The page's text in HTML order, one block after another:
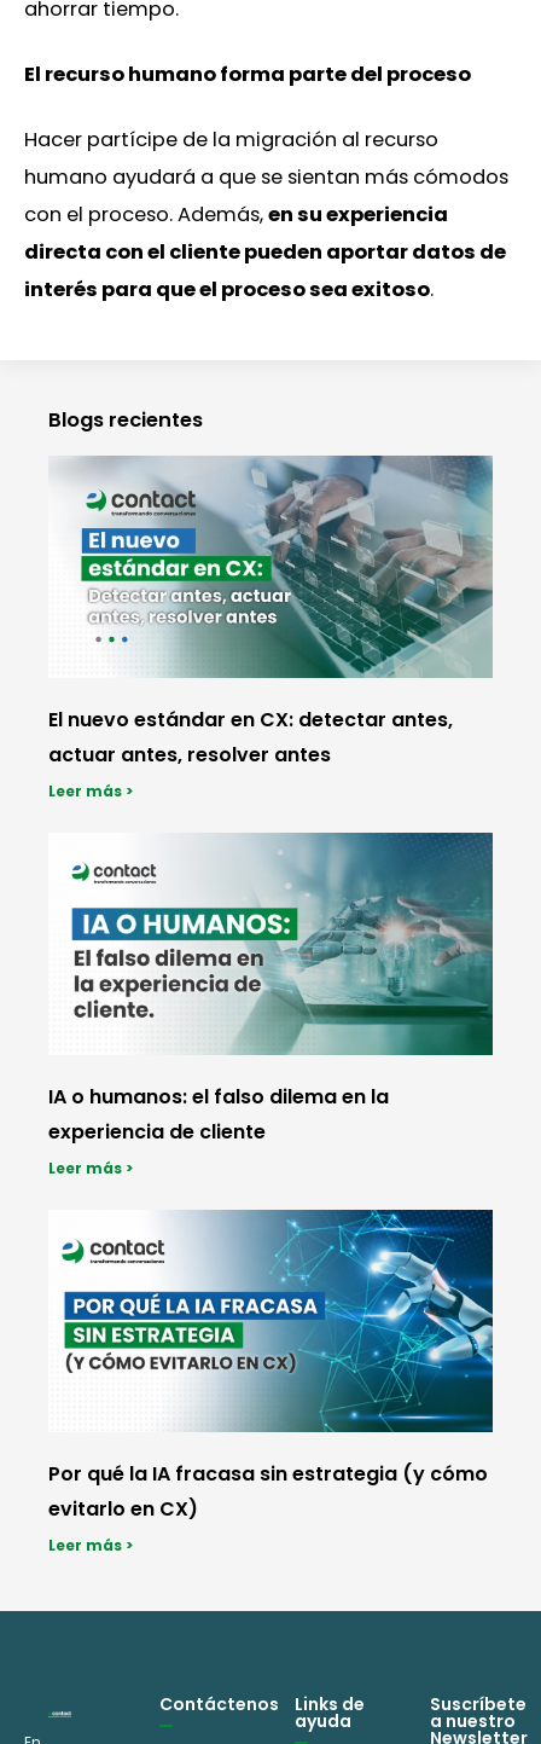
ahorrar tiempo.
El recurso humano forma parte del proceso
Hacer partícipe de la migración al recurso
humano ayudará a que se sientan más cómodos
con el proceso. Además,en su experiencia
directa con el cliente pueden aportar datos de
interés para que el proceso sea exitoso.
Blogs recientes
El nuevo estándar en CX: detectar antes,
actuar antes, resolver antes
Leer más >
IA o humanos: el falso dilema en la
experiencia de cliente
Leer más >
Por qué la IA fracasa sin estrategia (y cómo
evitarlo en CX)
Leer más >
Contáctenos Links de
ayuda
Suscríbete
a nuestro
Newsletter